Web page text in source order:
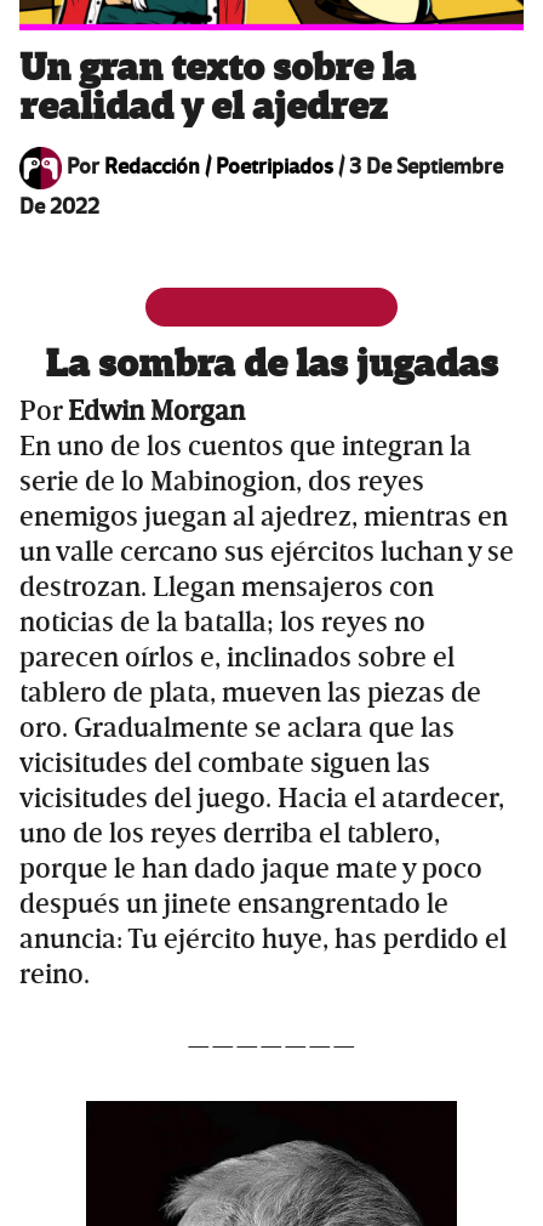
Un gran texto sobre la
realidad y el ajedrez
Por Redacción / Poetripiados/3 De Septiembre
De 2022
La sombra de las jugadas
PorEdwin Morgan
En uno de los cuentos que integran la
serie de lo Mabinogion, dos reyes
enemigos juegan al ajedrez, mientras en
un valle cercano sus ejércitos luchan y se
destrozan. Llegan mensajeros con
noticias de la batalla; los reyes no
parecen oírlos e, inclinados sobre el
tablero de plata, mueven las piezas de
oro. Gradualmente se aclara que las
vicisitudes del combate siguen las
vicisitudes del juego. Hacia el atardecer,
uno de los reyes derriba el tablero,
porque le han dado jaque mate y poco
después un jinete ensangrentado le
anuncia: Tu ejército huye, has perdido el
reino.
———————